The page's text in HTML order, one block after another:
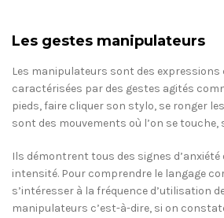
Les gestes manipulateurs
Les manipulateurs sont des expressions
caractérisées par des gestes agités
pieds, faire cliquer son stylo, se ronger
sont des mouvements où l’on se
Ils démontrent tous des signes d’anxiété
intensité. Pour comprendre le langage
s’intéresser à la fréquence d’utilisation
manipulateurs c’est-à-dire, si on